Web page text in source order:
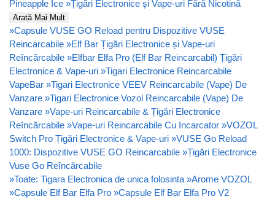
Pineapple Ice »Țigări Electronice și Vape-uri Fără Nicotină
Arată Mai Mult
»Capsule VUSE GO Reload pentru Dispozitive VUSE
Reincarcabile »Elf Bar Țigări Electronice și Vape-uri
Reîncărcabile »Elfbar Elfa Pro (Elf Bar Reincarcabil) Țigări
Electronice & Vape-uri »Tigari Electronice Reincarcabile
VapeBar »Tigari Electronice VEEV Reincarcabile (Vape) De
Vanzare »Tigari Electronice Vozol Reincarcabile (Vape) De
Vanzare »Vape-uri Reincarcabile & Țigări Electronice
Reîncărcabile »Vape-uri Reincarcabile Cu Incarcator »VOZOL
Switch Pro Țigări Electronice & Vape-uri »VUSE Go Reload
1000: Dispozitive VUSE GO Reincarcabile »Țigări Electronice
Vuse Go Reîncărcabile
»Toate: Tigara Electronica de unica folosinta »Arome VOZOL
»Capsule Elf Bar Elfa Pro »Capsule Elf Bar Elfa Pro V2